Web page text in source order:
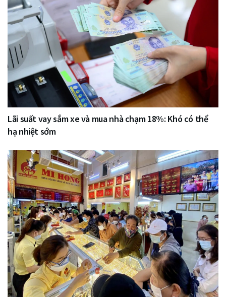
Lãi suất vay sắm xe và mua nhà chạm 18%: Khó có thể
hạ nhiệt sớm